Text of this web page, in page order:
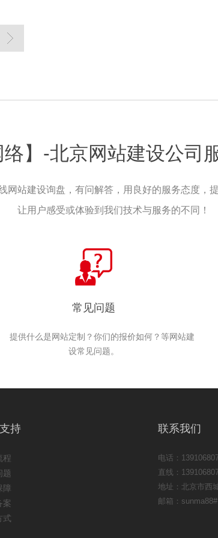
络】-北京网站建设公司
网站建设询盘，有问解答，用良好的服务态度，
让用户感受或体验到我们技术与服务的不同！
常见问题
提供什么是网站定制？你们的报价如何？等网站建
设常见问题。
持
程
题
障
案
式
联系我们
电话：
直线：
地址：北京市西
邮箱：